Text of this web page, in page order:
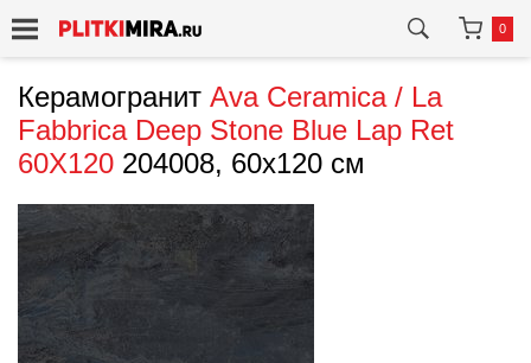
0
Керамогранит Ava Ceramica / La
Fabbrica Deep Stone Blue Lap Ret
60X120 204008, 60x120 см